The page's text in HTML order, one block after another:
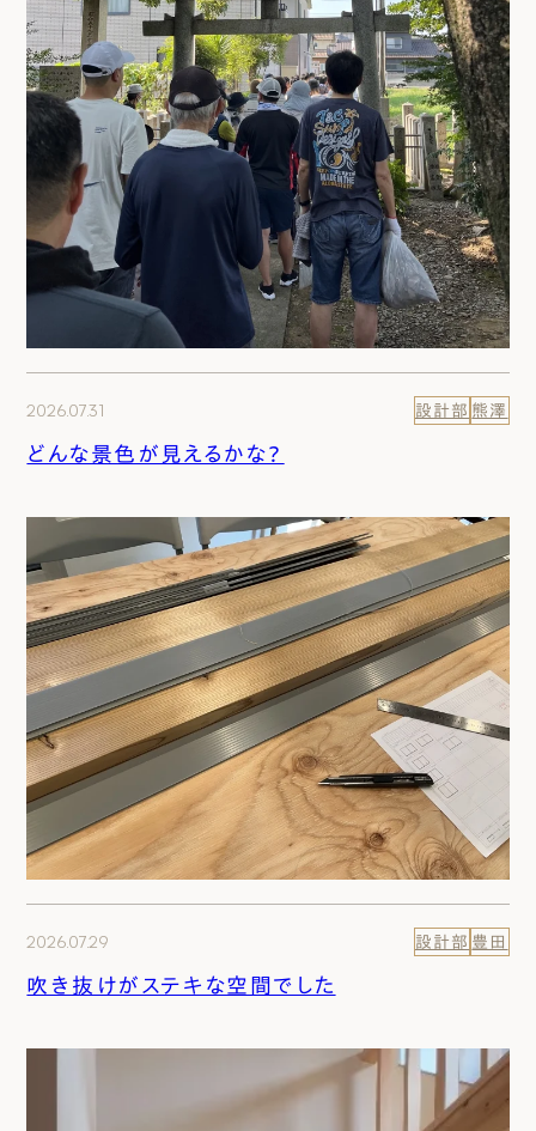
2026.07.31 設計部 熊澤
どんな景色が見えるかな？
2026.07.29 設計部 豊田
吹き抜けがステキな空間でした